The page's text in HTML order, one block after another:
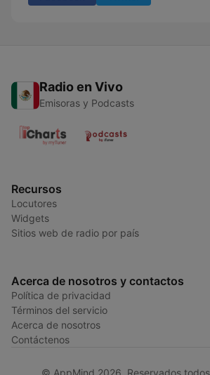
Radio en Vivo
Emisoras y Podcasts
Recursos
Locutores
Widgets
Sitios web de radio por país
Acerca de nosotros y contactos
Política de privacidad
Términos del servicio
Acerca de nosotros
Contáctenos
© AppMind 2026. Reservados todos